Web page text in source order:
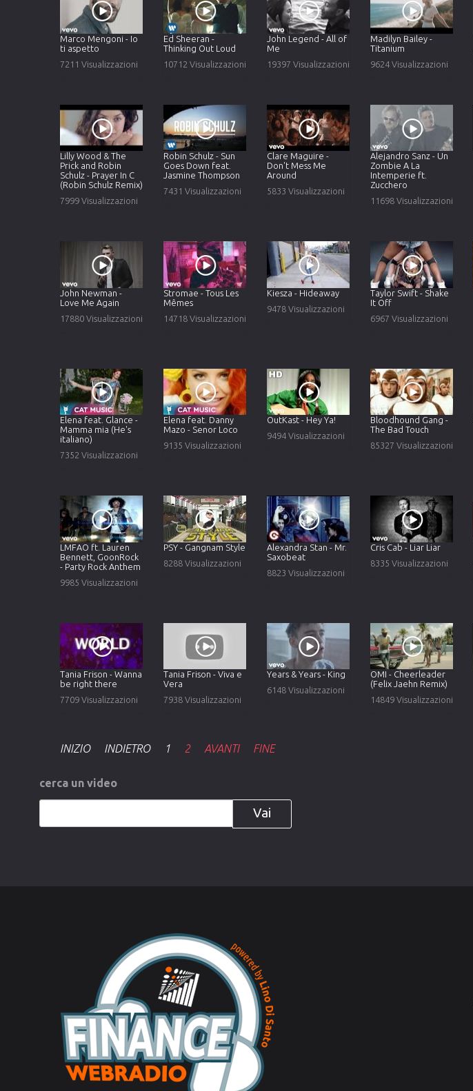
Marco Mengoni - Io
ti aspetto
7211 Visualizzazioni
Ed Sheeran -
Thinking Out Loud
10712 Visualizzazioni
John Legend - All of
Me
19397 Visualizzazioni
Madilyn Bailey -
Titanium
9624 Visualizzazioni
Lilly Wood & The
Prick and Robin
Schulz - Prayer In C
(Robin Schulz Remix)
7999 Visualizzazioni
Robin Schulz - Sun
Goes Down feat.
Jasmine Thompson
7431 Visualizzazioni
Clare Maguire -
Don't Mess Me
Around
5833 Visualizzazioni
Alejandro Sanz - Un
Zombie A La
Intemperie ft.
Zucchero
11698 Visualizzazioni
John Newman -
Love Me Again
17880 Visualizzazioni
Stromae - Tous Les
Mêmes
14718 Visualizzazioni
Kiesza - Hideaway
9478 Visualizzazioni
Taylor Swift - Shake
It Off
6967 Visualizzazioni
Elena feat. Glance -
Mamma mia (He's
italiano)
7352 Visualizzazioni
Elena feat. Danny
Mazo - Senor Loco
9135 Visualizzazioni
OutKast - Hey Ya!
9494 Visualizzazioni
Bloodhound Gang -
The Bad Touch
85327 Visualizzazioni
LMFAO ft. Lauren
Bennett, GoonRock
- Party Rock Anthem
9985 Visualizzazioni
PSY - Gangnam Style
8288 Visualizzazioni
Alexandra Stan - Mr.
Saxobeat
8823 Visualizzazioni
Cris Cab - Liar Liar
8335 Visualizzazioni
Tania Frison - Wanna
be right there
7709 Visualizzazioni
Tania Frison - Viva e
Vera
7938 Visualizzazioni
Years & Years - King
6148 Visualizzazioni
OMI - Cheerleader
(Felix Jaehn Remix)
14849 Visualizzazioni
INIZIO INDIETRO 1 2 AVANTI FINE
cerca un video
Vai